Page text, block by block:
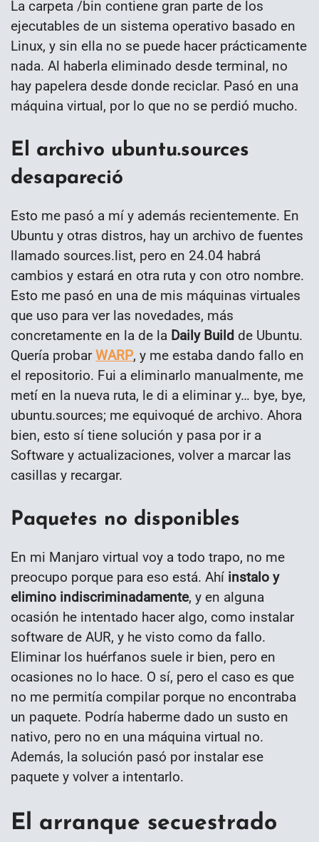
La carpeta /bin contiene gran parte de los
ejecutables de un sistema operativo basado en
Linux, y sin ella no se puede hacer prácticamente
nada. Al haberla eliminado desde terminal, no
hay papelera desde donde reciclar. Pasó en una
máquina virtual, por lo que no se perdió mucho.
El archivo ubuntu.sources
desapareció
Esto me pasó a mí y además recientemente. En
Ubuntu y otras distros, hay un archivo de fuentes
llamado sources.list, pero en 24.04 habrá
cambios y estará en otra ruta y con otro nombre.
Esto me pasó en una de mis máquinas virtuales
que uso para ver las novedades, más
concretamente en la de la Daily Build de Ubuntu.
Quería probarWARP, y me estaba dando fallo en
el repositorio. Fui a eliminarlo manualmente, me
metí en la nueva ruta, le di a eliminar y… bye, bye,
ubuntu.sources; me equivoqué de archivo. Ahora
bien, esto sí tiene solución y pasa por ir a
Software y actualizaciones, volver a marcar las
casillas y recargar.
Paquetes no disponibles
En mi Manjaro virtual voy a todo trapo, no me
preocupo porque para eso está. Ahí instalo y
elimino indiscriminadamente, y en alguna
ocasión he intentado hacer algo, como instalar
software de AUR, y he visto como da fallo.
Eliminar los huérfanos suele ir bien, pero en
ocasiones no lo hace. O sí, pero el caso es que
no me permitía compilar porque no encontraba
un paquete. Podría haberme dado un susto en
nativo, pero no en una máquina virtual no.
Además, la solución pasó por instalar ese
paquete y volver a intentarlo.
El arranque secuestrado